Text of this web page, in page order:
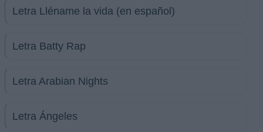
Letra Lléname la vida (en español)
Letra Batty Rap
Letra Arabian Nights
Letra Ángeles